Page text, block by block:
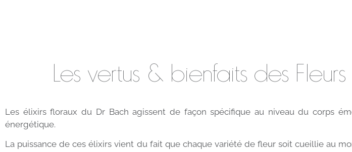
Les vertus & bienfaits des
Les élixirs floraux du Dr Bach agissent de façon spécifique au niveau du corps
énergétique.
La puissance de ces élixirs vient du fait que chaque variété de fleur soit cueillie au